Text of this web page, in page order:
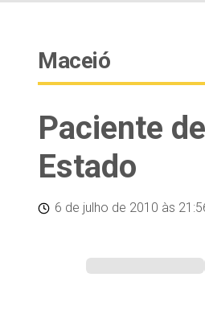
Maceió
Paciente
Estado
6 de julho de 2010 às